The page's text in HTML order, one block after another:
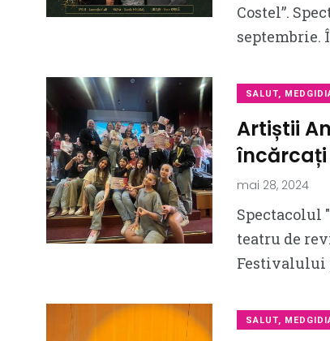
Costel”.
septembrie.
SALUT,
Artiștii
încărcați
mai 28, 2024
Spectacolul
teatru de
Festivalului
SALUT,